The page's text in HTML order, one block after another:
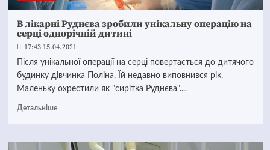
В лікарні Руднєва зробили унікальну операцію на
серці однорічній дитині
17:43 15.04.2021
Після унікальної операції на серці повертається до дитячого
будинку дівчинка Поліна. Їй недавно виповнився рік.
Маленьку охрестили як "сирітка Руднєва"....
Детальніше